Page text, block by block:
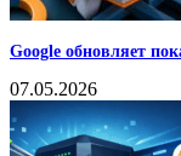
Google обновляет
07.05.2026